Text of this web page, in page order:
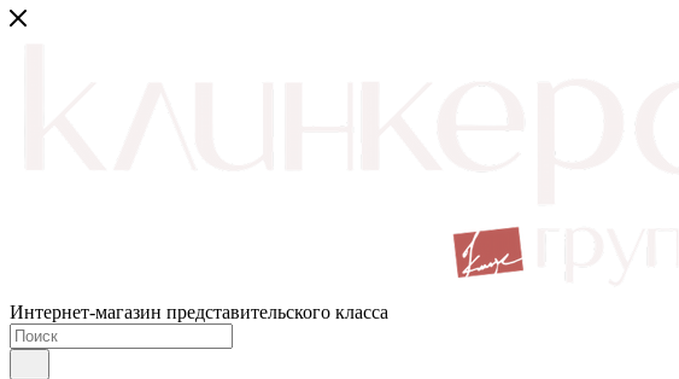
Интернет-магазин представительского класса